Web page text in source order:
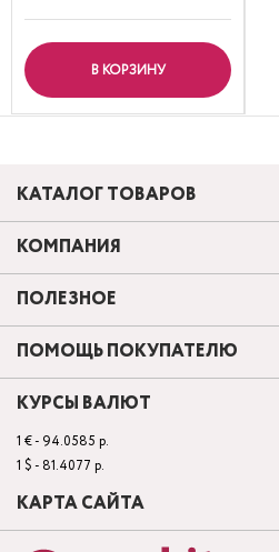
В КОРЗИНУ
КАТАЛОГ ТОВАРОВ
КОМПАНИЯ
ПОЛЕЗНОЕ
ПОМОЩЬ ПОКУПАТЕЛЮ
КУРСЫ ВАЛЮТ
1 € - 94.0585 р.
1 $ - 81.4077 р.
КАРТА САЙТА